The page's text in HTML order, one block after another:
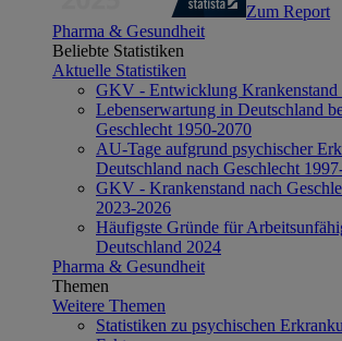
Zum Report
Pharma & Gesundheit
Beliebte Statistiken
Aktuelle Statistiken
GKV - Entwicklung Krankenstand
Lebenserwartung in Deutschland
Geschlecht 1950-2070
AU-Tage aufgrund psychischer
Deutschland nach Geschlecht
GKV - Krankenstand nach
2023-2026
Häufigste Gründe für
Deutschland 2024
Pharma & Gesundheit
Themen
Weitere Themen
Statistiken zu psychischen